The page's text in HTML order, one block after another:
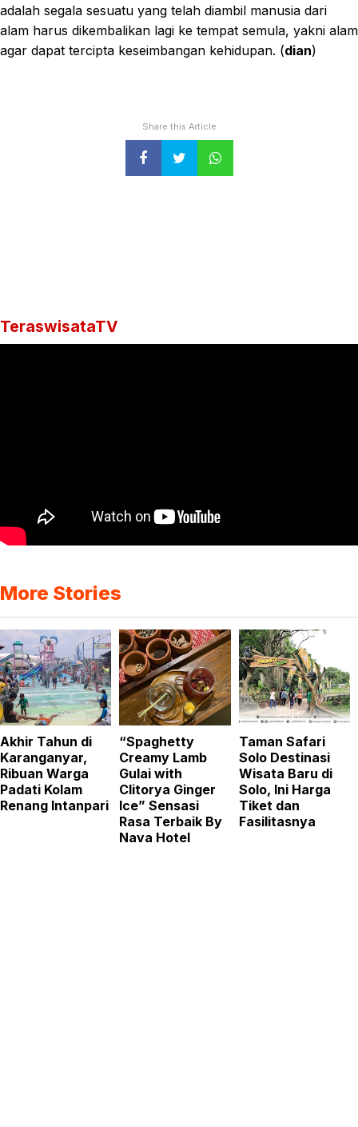
adalah segala sesuatu yang telah diambil manusia dari
alam harus dikembalikan lagi ke tempat semula, yakni alam
agar dapat tercipta keseimbangan kehidupan. (dian)
Share this Article
TeraswisataTV
More Stories
Akhir Tahun di
Karanganyar,
Ribuan Warga
Padati Kolam
Renang Intanpari
“Spaghetty
Creamy Lamb
Gulai with
Clitorya Ginger
Ice” Sensasi
Rasa Terbaik By
Nava Hotel
Taman Safari
Solo Destinasi
Wisata Baru di
Solo, Ini Harga
Tiket dan
Fasilitasnya